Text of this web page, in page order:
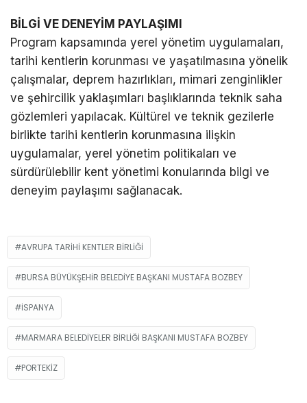
BİLGİ VE DENEYİM PAYLAŞIMI
Program kapsamında yerel yönetim uygulamaları,
tarihi kentlerin korunması ve yaşatılmasına yönelik
çalışmalar, deprem hazırlıkları, mimari zenginlikler
ve şehircilik yaklaşımları başlıklarında teknik saha
gözlemleri yapılacak. Kültürel ve teknik gezilerle
birlikte tarihi kentlerin korunmasına ilişkin
uygulamalar, yerel yönetim politikaları ve
sürdürülebilir kent yönetimi konularında bilgi ve
deneyim paylaşımı sağlanacak.
AVRUPA TARIHI KENTLER BIRLIĞI
BURSA BÜYÜKŞEHIR BELEDIYE BAŞKANI MUSTAFA BOZBEY
İSPANYA
MARMARA BELEDIYELER BIRLIĞI BAŞKANI MUSTAFA BOZBEY
PORTEKIZ